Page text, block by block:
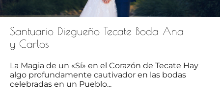
Santuario Diegueño Tecate Boda Ana
y Carlos
La Magia de un «Sí» en el Corazón de Tecate Hay
algo profundamente cautivador en las bodas
celebradas en un Pueblo...